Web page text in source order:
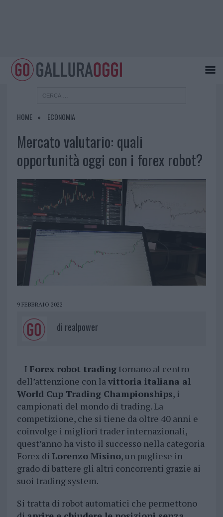
HOME ECONOMIA
Mercato valutario: quali
opportunità oggi con i forex robot?
9 FEBBRAIO 2022
di realpower
I Forex robot tradingtornano al centro
dell’attenzione con lavittoria italiana al
World Cup Trading Championships, i
campionati del mondo di trading. La
competizione, che si tiene da oltre 40 anni e
coinvolge i migliori trader internazionali,
quest’anno ha visto il successo nella categoria
Forex di Lorenzo Misino, un pugliese in
grado di battere gli altri concorrenti grazie ai
suoi trading system.
Si tratta di robot automatici che permettono